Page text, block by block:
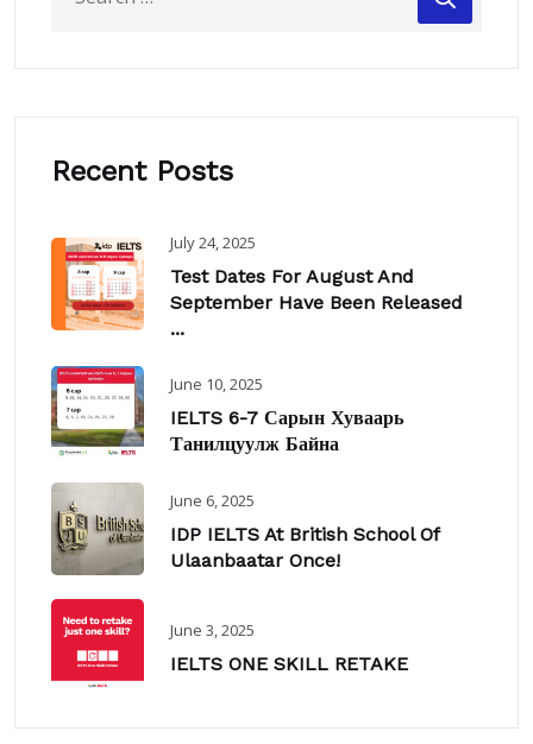
Recent Posts
July 24, 2025
Test Dates For August And
September Have Been Released
...
June 10, 2025
IELTS 6-7 Сарын Хуваарь
Танилцуулж Байна
June 6, 2025
IDP IELTS At British School Of
Ulaanbaatar Once!
June 3, 2025
IELTS ONE SKILL RETAKE